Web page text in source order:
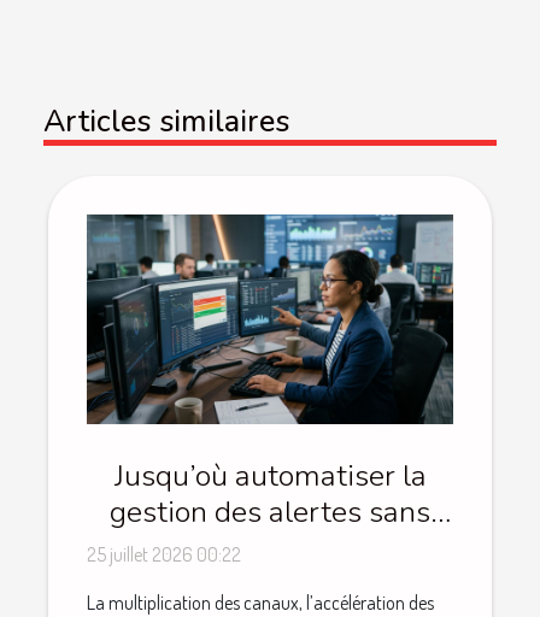
Articles similaires
Jusqu’où automatiser la
gestion des alertes sans
perdre le contrôle ?
25 juillet 2026 00:22
La multiplication des canaux, l’accélération des